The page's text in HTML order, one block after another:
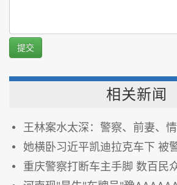
提交
相关新闻
王林案水太深：警察、前妻、
她横卧习近平凯迪拉克车下 被
重庆警察打断车主手脚 数百民